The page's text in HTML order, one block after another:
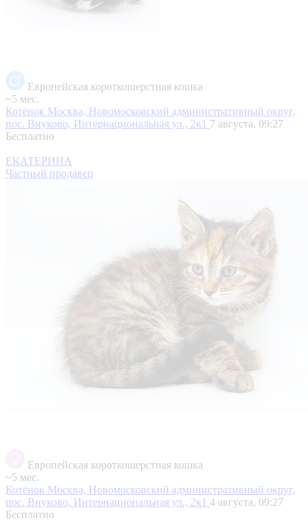
Европейская короткошерстная кошка
~5 мес.
Котёнок Москва, Новомосковский административный округ,
пос. Внуково, Интернациональная ул., 2к1 7 августа, 09:27
Бесплатно
ЕКАТЕРИНА
Частный продавец
Европейская короткошерстная кошка
~5 мес.
Котёнок Москва, Новомосковский административный округ,
пос. Внуково, Интернациональная ул., 2к1 4 августа, 09:27
Бесплатно